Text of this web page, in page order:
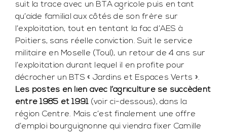
suit la trace avec un BTA agricole puis en tant
qu’aide familial aux côtés de son frère sur
l’exploitation, tout en tentant la fac d’AES à
Poitiers, sans réelle conviction. Suit le service
militaire en Moselle (Toul), un retour de 4 ans sur
l’exploitation durant lequel il en profite pour
décrocher un BTS « Jardins et Espaces Verts ».
Les postes en lien avec l’agriculture se succèdent
entre 1985 et 1991(voir ci-dessous), dans la
région Centre. Mais c’est finalement une offre
d’emploi bourguignonne qui viendra fixer Camille